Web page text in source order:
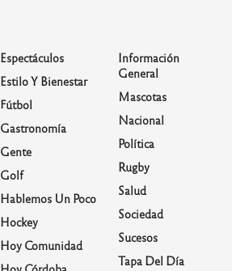
Espectáculos
Estilo Y Bienestar
Fútbol
Gastronomía
Gente
Golf
Hablemos Un Poco
Hockey
Hoy Comunidad
Información
General
Mascotas
Nacional
Política
Rugby
Salud
Sociedad
Sucesos
Tapa Del Día